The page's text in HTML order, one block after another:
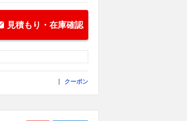
見積もり・在庫確認
クーポン